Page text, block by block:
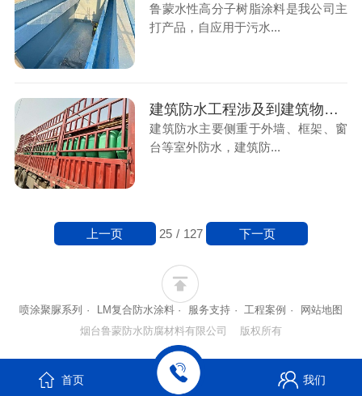
鲁蒙水性高分子树脂涂料是我公司主
打产品，自应用于污水...
建筑防水工程涉及到建筑物的地下室可用的鲁蒙LM复合防水涂料
建筑防水主要侧重于外墙、框架、窗
台等室外防水，建筑防...
25 / 127
上一页 下一页
喷涂聚脲系列 · LM复合防水涂料 · 服务支持 · 工程案例 ·
网站地图
烟台鲁蒙防水防腐材料有限公司 版权所有
首页 我们